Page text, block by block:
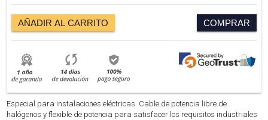
AÑADIR AL CARRITO COMPRAR
Especial para instalaciones eléctricas. Cable de potencia libre de
halógenos y flexible de potencia para satisfacer los requisitos industriales